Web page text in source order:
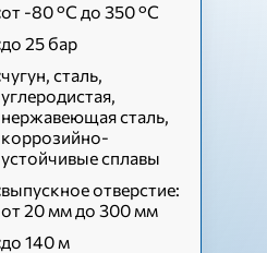
от -80 °C до 350 °C
до 25 бар
чугун, сталь,
углеродистая,
нержавеющая сталь,
коррозийно-
устойчивые сплавы
выпускное отверстие:
от 20 мм до 300 мм
до 140 м